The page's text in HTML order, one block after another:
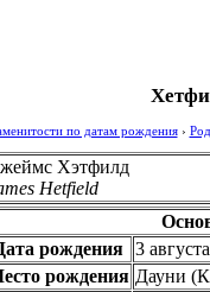
по датам рождения›
Хэтфилд
Hetfield
рождения
3
рождения Дауни